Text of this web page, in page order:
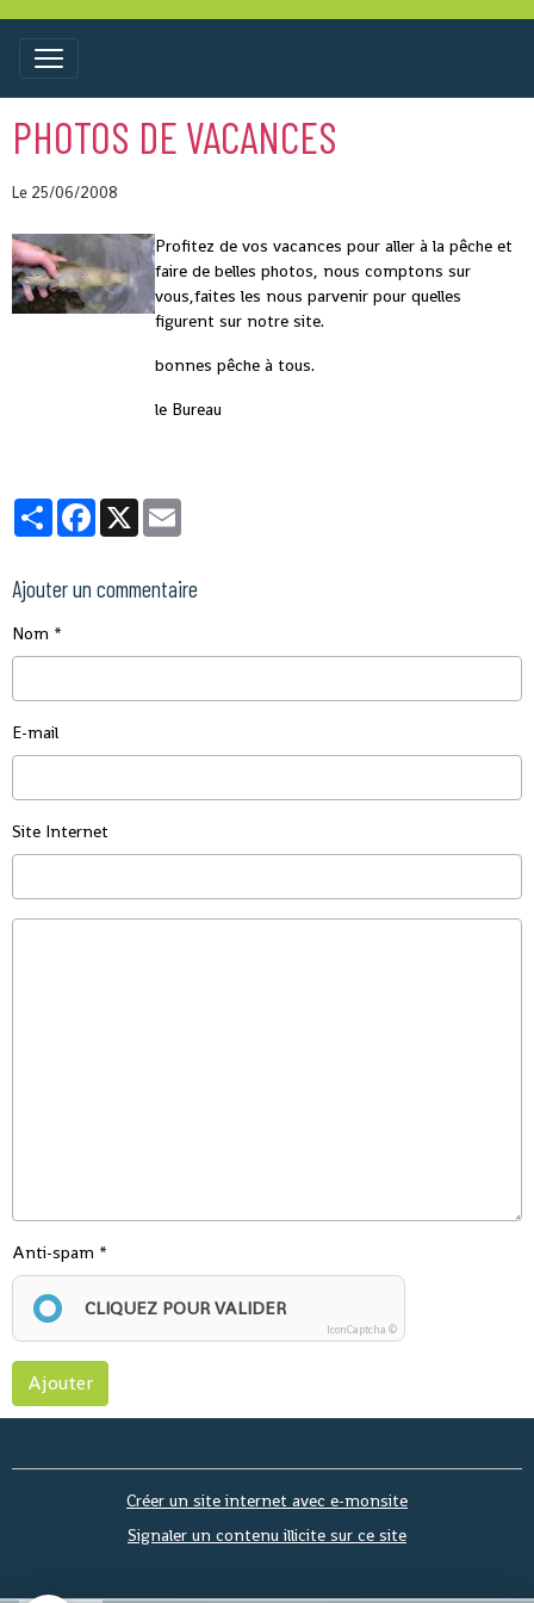
PHOTOS DE VACANCES
Le 25/06/2008
Profitez de vos vacances pour aller à la pêche et
faire de belles photos, nous comptons sur
vous,faites les nous parvenir pour quelles
figurent sur notre site.
bonnes pêche à tous.
le Bureau
PartagerFacebook
X
Ajouter un commentaire
Nom
E-mail
Site Internet
Anti-spam
CLIQUEZ POUR VALIDER
IconCaptcha ©
Ajouter
Créer un site internet avec e-monsite
Signaler un contenu illicite sur ce site